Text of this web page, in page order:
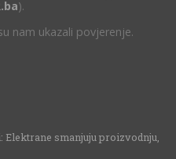
).
nam ukazali povjerenje.
smanjuju proizvodnju,